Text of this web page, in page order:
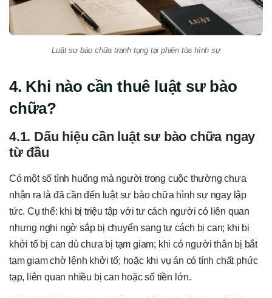
Luật sư bào chữa tranh tụng tại phiên tòa hình sự
4. Khi nào cần thuê luật sư bào
chữa?
4.1. Dấu hiệu cần luật sư bào chữa ngay
từ đầu
Có một số tình huống mà người trong cuộc thường chưa
nhận ra là đã cần đến luật sư bào chữa hình sự ngay lập
tức. Cụ thể: khi bị triệu tập với tư cách người có liên quan
nhưng nghi ngờ sắp bị chuyển sang tư cách bị can; khi bị
khởi tố bị can dù chưa bị tạm giam; khi có người thân bị bắt
tạm giam chờ lệnh khởi tố; hoặc khi vụ án có tính chất phức
tạp, liên quan nhiều bị can hoặc số tiền lớn.